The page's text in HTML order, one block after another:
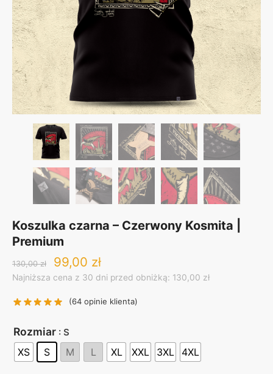
Koszulka czarna – Czerwony Kosmita |
Premium
130,00zł
Original
price
130,00 zł.
99,00 złCurrent
price
99,00 zł.
Najniższa cena z 30 dni przed obniżką: 130,00 zł
(64 opinie klienta)
Rozmiar : S
XS S M L XL XXL 3XL 4XL